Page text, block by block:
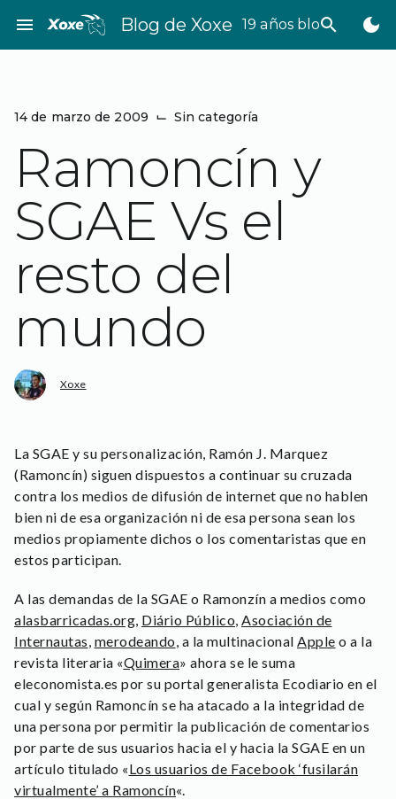
contenido
menu Blog de Xoxe 19 años bloggeando
search dark_mode
14 de marzo de 2009 ⌙ Sin categoría
Ramoncín y
SGAE Vs el
resto del
mundo
Xoxe
La SGAE y su personalización, Ramón J. Marquez
(Ramoncín) siguen dispuestos a continuar su cruzada
contra los medios de difusión de internet que no hablen
bien ni de esa organización ni de esa persona sean los
medios propiamente dichos o los comentaristas que en
estos participan.
A las demandas de la SGAE o Ramonzín a medios como
alasbarricadas.org, Diário Público, Asociación de
Internautas, merodeando, a la multinacional Apple o a la
revista literaria «Quimera» ahora se le suma
eleconomista.es por su portal generalista Ecodiario en el
cual y según Ramoncín se ha atacado a la integridad de
una persona por permitir la publicación de comentarios
por parte de sus usuarios hacia el y hacia la SGAE en un
artículo titulado «Los usuarios de Facebook ‘fusilarán
virtualmente’ a Ramoncín«.